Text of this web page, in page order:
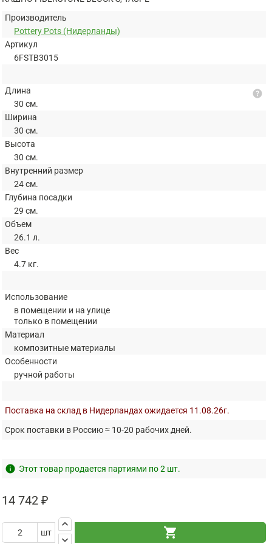
Производитель
Pottery Pots (Нидерланды)
Артикул
6FSTB3015
Длина
30 см.
Ширина
30 см.
Высота
30 см.
Внутренний размер
24 см.
Глубина посадки
29 см.
Объем
26.1 л.
Вес
4.7 кг.
help
Использование
в помещении и на улице
только в помещении
Материал
композитные материалы
Особенности
ручной работы
Поставка на склад в Нидерландах ожидается 11.08.26г.
Срок поставки в Россию ≈ 10-20 рабочих дней.
info Этот товар продается партиями по 2 шт.
14 742 ₽
шт
keyboard_arrow_up
keyboard_arrow_down
shopping_cart